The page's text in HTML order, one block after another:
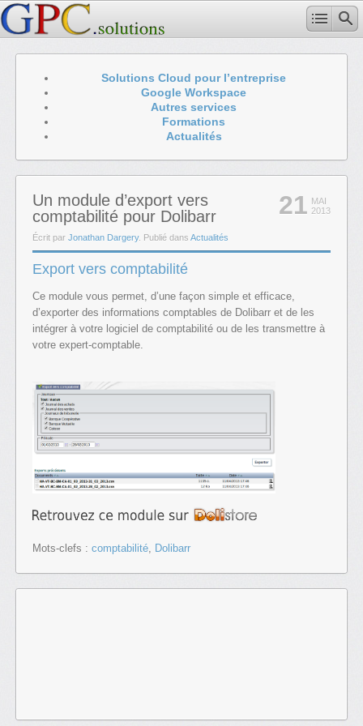
Solutions Cloud pour l’entreprise
Google Workspace
Autres services
Formations
Actualités
21 MAI
2013
Un module d’export vers
comptabilité pour Dolibarr
Écrit par Jonathan Dargery. Publié dans Actualités
Export vers comptabilité
Ce module vous permet, d’une façon simple et efficace,
d’exporter des informations comptables de Dolibarr et de les
intégrer à votre logiciel de comptabilité ou de les transmettre à
votre expert-comptable.
Mots-clefs : comptabilité, Dolibarr